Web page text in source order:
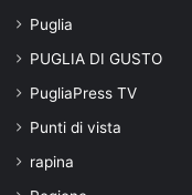
Puglia
PUGLIA DI GUSTO
PugliaPress TV
Punti di vista
rapina